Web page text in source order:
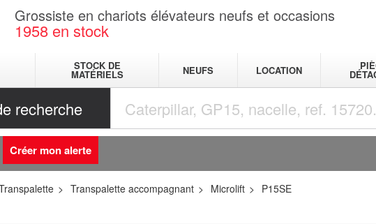
Grossiste en chariots élévateurs neufs et occasions
1958 en stock
STOCK DE
MATÉRIELS NEUFS LOCATION
recherche
Créer mon alerte
Transpalette accompagnant Microlift P15SE